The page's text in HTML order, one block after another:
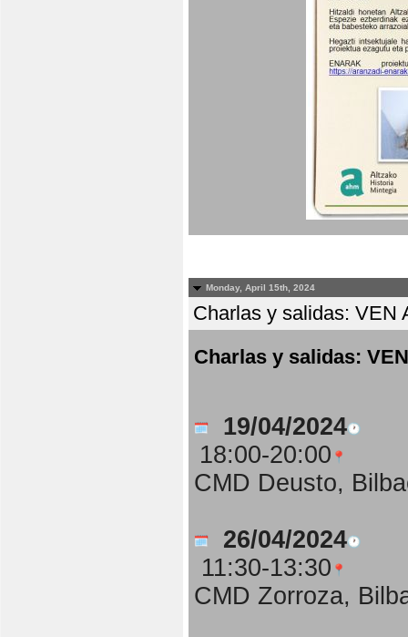
Monday, April 15th, 2024
Charlas y salidas: VEN
Charlas y salidas:
19/04/2024
18:00-20:00
CMD Deusto,
26/04/2024
11:30-13:30
CMD Zorroza,